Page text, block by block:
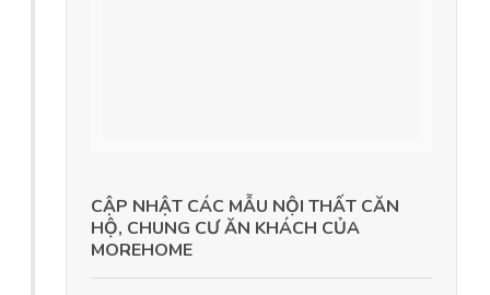
CẬP NHẬT CÁC MẪU NỘI THẤT CĂN
HỘ, CHUNG CƯ ĂN KHÁCH CỦA
MOREHOME